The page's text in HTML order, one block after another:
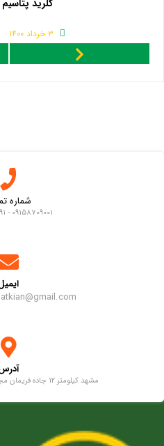
کلرید
۳ خرداد ۱۴۰۰
شماره
09158709001 - 05136207991
مشهد کیلومتر 12 جاده فریمان مجتمع شهید خبیری پلاک B7